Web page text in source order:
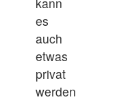
es
auch
etwas
privat
werden